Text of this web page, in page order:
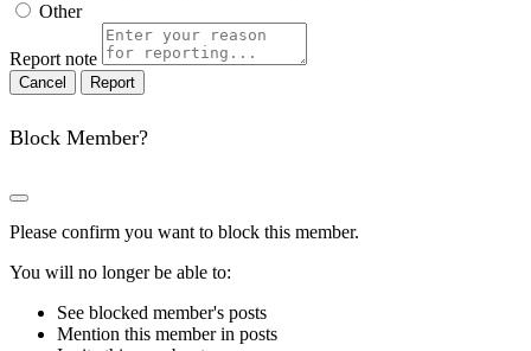
Other
Report note
Report
Block Member?
Please confirm you want to block this member.
You will no longer be able to:
See blocked member's posts
Mention this member in posts